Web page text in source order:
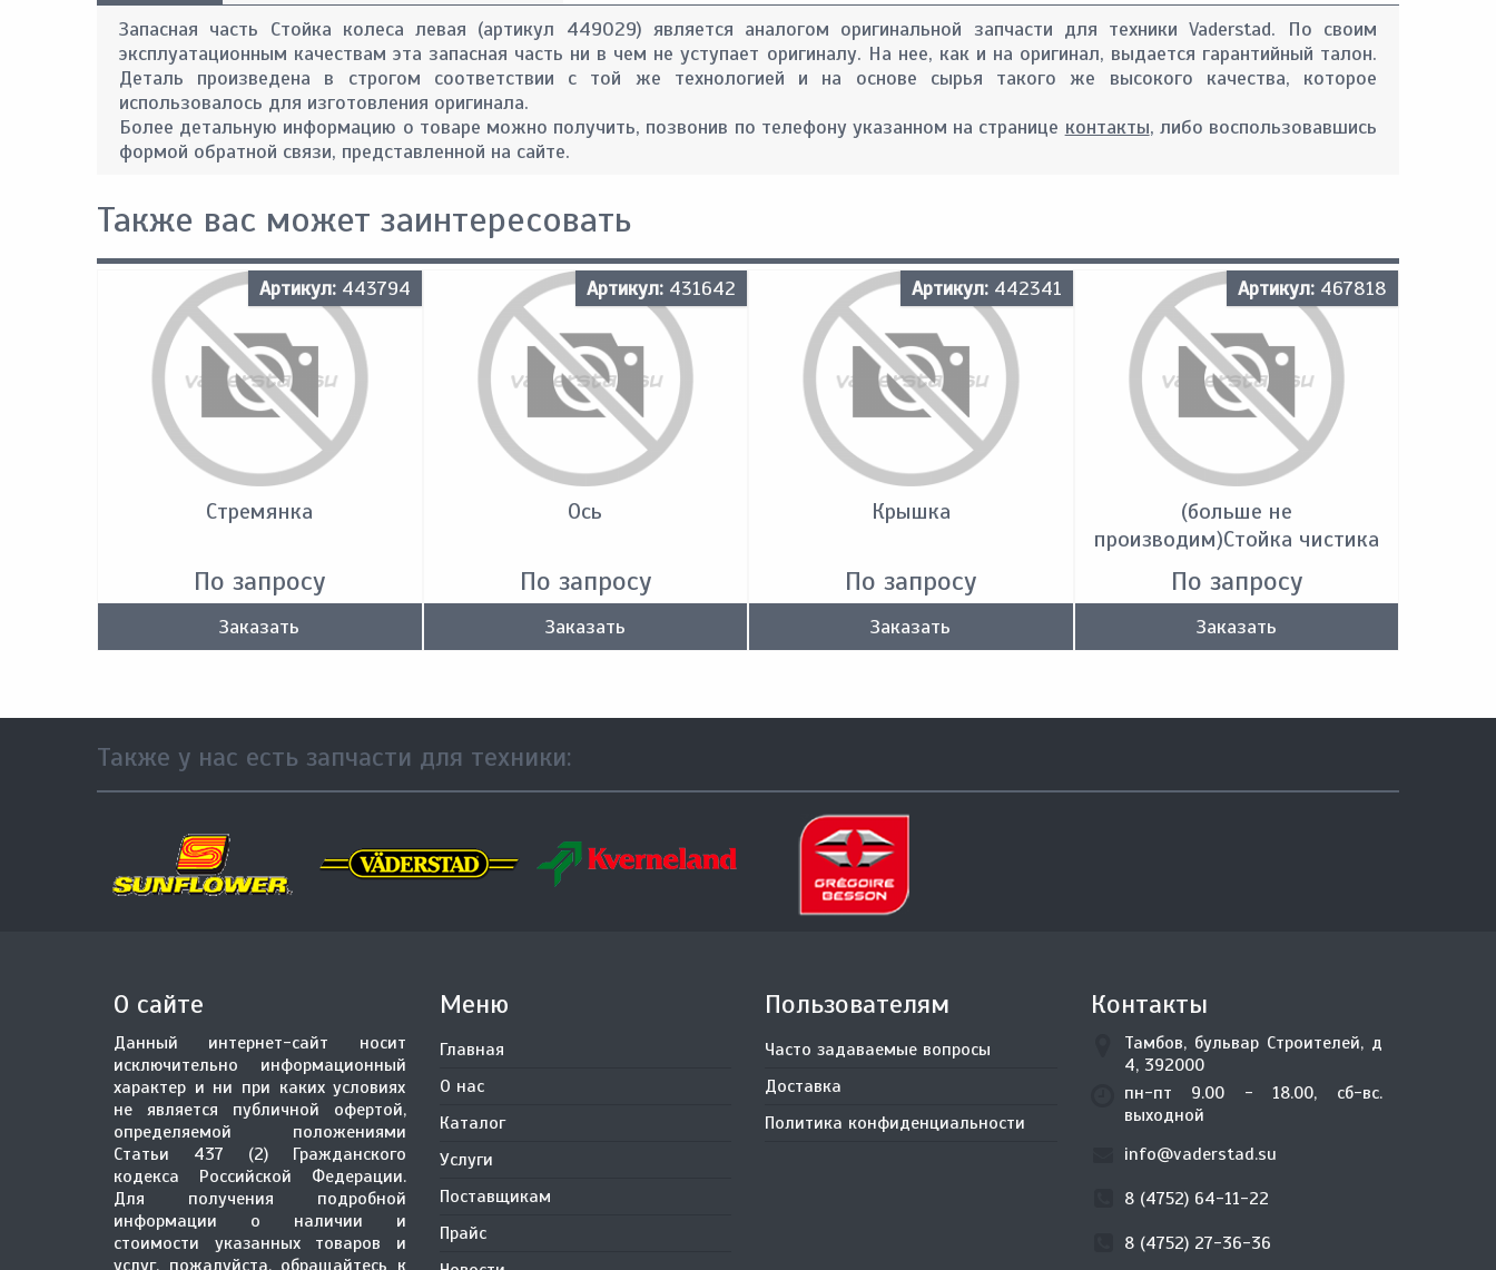
Запасная часть Стойка колеса левая (артикул 449029) является аналогом оригинальной запчасти для техники Vaderstad. По своим
эксплуатационным качествам эта запасная часть ни в чем не уступает оригиналу. На нее, как и на оригинал, выдается гарантийный талон.
Деталь произведена в строгом соответствии с той же технологией и на основе сырья такого же высокого качества, которое
использовалось для изготовления оригинала.
Более детальную информацию о товаре можно получить, позвонив по телефону указанном на странице контакты, либо воспользовавшись
формой обратной связи, представленной на сайте.
Также вас может заинтересовать
Артикул: 443794
Стремянка
По запросу
Заказать
Артикул: 431642
Ось
По запросу
Заказать
Артикул: 442341
Крышка
По запросу
Заказать
Артикул: 467818
(больше не
производим)Стойка чистика
По запросу
Заказать
Также у нас есть запчасти для техники:
О сайте
Данный интернет-сайт носит
исключительно информационный
характер и ни при каких условиях
не является публичной офертой,
определяемой положениями
Статьи 437 (2) Гражданского
кодекса Российской Федерации.
Для получения подробной
информации о наличии и
стоимости указанных товаров и
услуг, пожалуйста, обращайтесь к
Меню
Главная
О нас
Каталог
Услуги
Поставщикам
Прайс
Пользователям
Часто задаваемые вопросы
Доставка
Политика конфиденциальности
Контакты
Тамбов, бульвар Строителей, д
4, 392000
пн-пт 9.00 - 18.00, сб-вс.
выходной
info@vaderstad.su
8 (4752) 64-11-22
8 (4752) 27-36-36